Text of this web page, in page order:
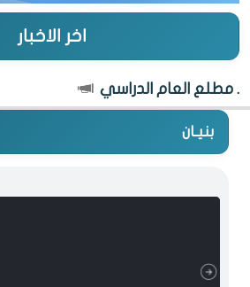
اخر الاخبار
بنيـان